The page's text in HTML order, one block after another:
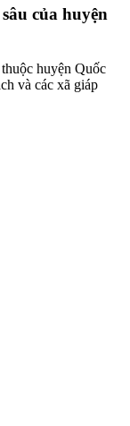
của huyện
huyện Quốc
và các xã giáp